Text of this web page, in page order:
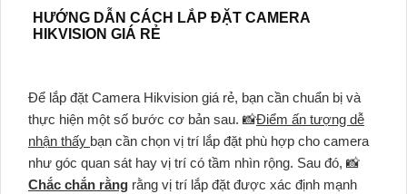
HƯỚNG DẪN CÁCH LẮP ĐẶT CAMERA
HIKVISION GIÁ RẺ
Để lắp đặt Camera Hikvision giá rẻ, bạn cần chuẩn bị và
thực hiện một số bước cơ bản sau. 📸Điểm ấn tượng dễ
nhận thấy bạn cần chọn vị trí lắp đặt phù hợp cho camera
như góc quan sát hay vị trí có tầm nhìn rộng. Sau đó, 📸
Chắc chắn rằng rằng vị trí lắp đặt được xác định mạnh